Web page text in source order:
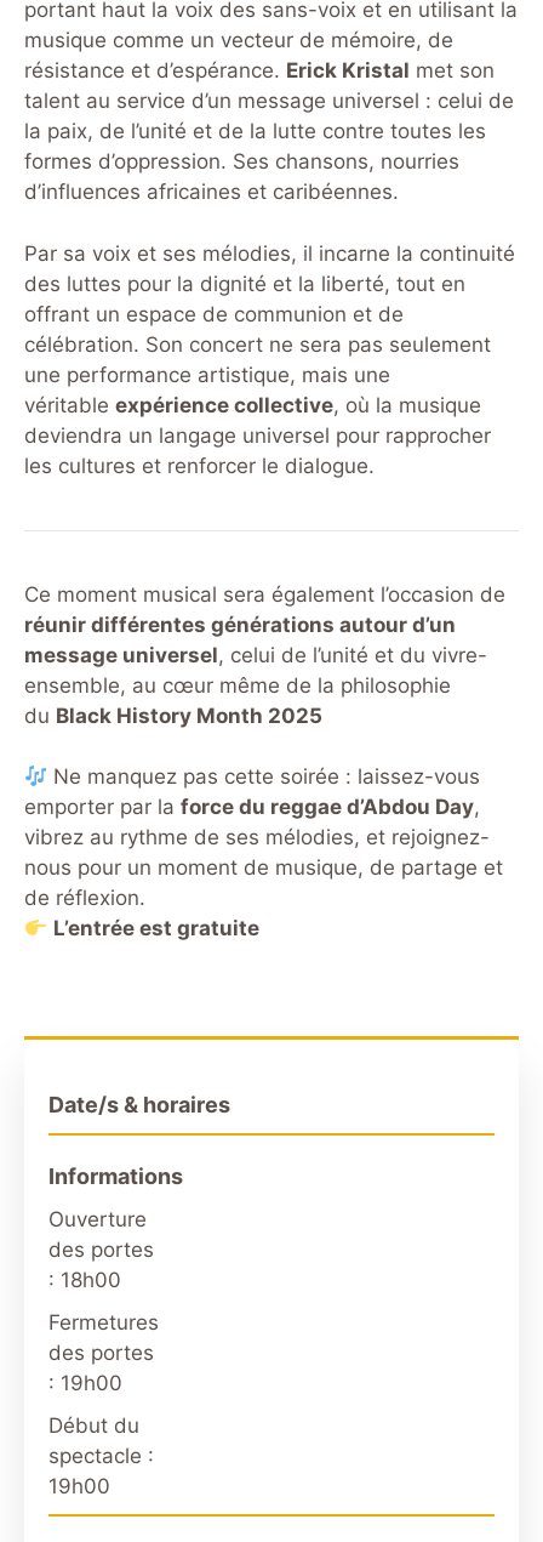
portant haut la voix des sans-voix et en utilisant la
musique comme un vecteur de mémoire, de
résistance et d’espérance. Erick Kristal met son
talent au service d’un message universel : celui de
la paix, de l’unité et de la lutte contre toutes les
formes d’oppression. Ses chansons, nourries
d’influences africaines et caribéennes.
Par sa voix et ses mélodies, il incarne la continuité
des luttes pour la dignité et la liberté, tout en
offrant un espace de communion et de
célébration. Son concert ne sera pas seulement
une performance artistique, mais une
véritable expérience collective, où la musique
deviendra un langage universel pour rapprocher
les cultures et renforcer le dialogue.
Ce moment musical sera également l’occasion de
réunir différentes générations autour d’un
message universel, celui de l’unité et du vivre-
ensemble, au cœur même de la philosophie
du Black History Month 2025
Ne manquez pas cette soirée : laissez-vous
emporter par la force du reggae d’Abdou Day,
vibrez au rythme de ses mélodies, et rejoignez-
nous pour un moment de musique, de partage et
de réflexion.
L’entrée est gratuite
Date/s & horaires
Informations
Ouverture
des portes
: 18h00
Fermetures
des portes
: 19h00
Début du
spectacle :
19h00